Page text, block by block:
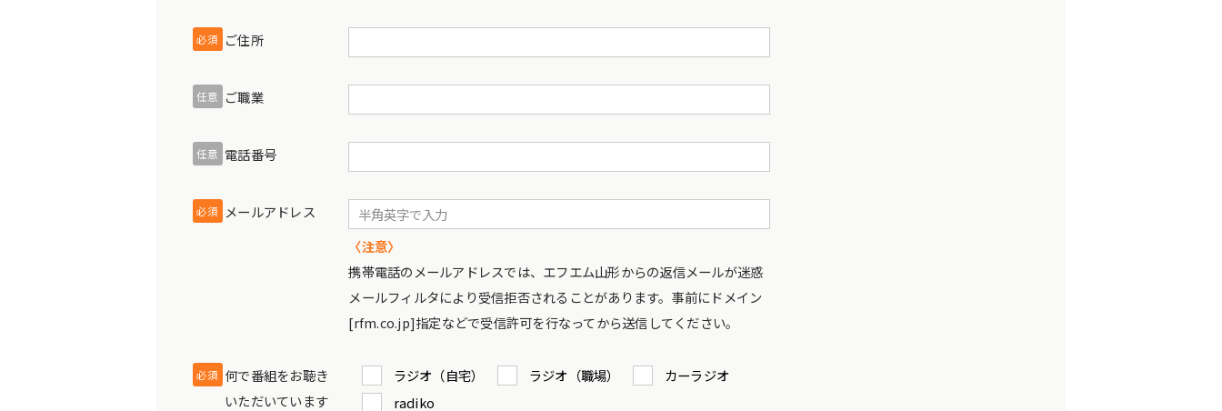
必須 ご住所
任意 ご職業
任意 電話番号
必須
メールアドレス
〈注意〉
携帯電話のメールアドレスでは、エフエム山形からの返信メールが迷惑
メールフィルタにより受信拒否されることがあります。事前にドメイン
[rfm.co.jp]指定などで受信許可を行なってから送信してください。
必須 何で番組をお聴き
いただいています
ラジオ（自宅） ラジオ（職場）
カーラジオ
radiko